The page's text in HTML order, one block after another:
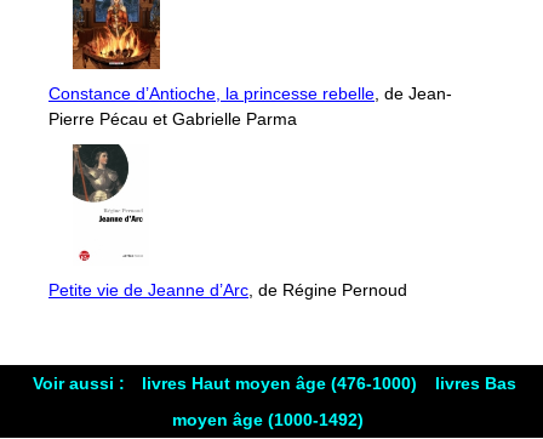
Constance d’Antioche, la princesse rebelle , de Jean-
Pierre Pécau et Gabrielle Parma
Petite vie de Jeanne d’Arc , de Régine Pernoud
Voir aussi : livres Haut moyen âge (476-1000)
livres Bas
moyen âge (1000-1492)